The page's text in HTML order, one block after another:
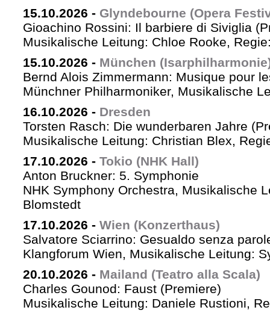
15.10.2026 - Glyndebourne (Opera
Gioachino Rossini: Il barbiere di Siviglia
Musikalische Leitung: Chloe Rooke,
15.10.2026 - München
Bernd Alois Zimmermann: Musique pour
Münchner Philharmoniker, Musikalische
16.10.2026 - Dresden
Torsten Rasch: Die wunderbaren Jahre
Musikalische Leitung: Christian Blex,
17.10.2026 - Tokio (NHK Hall)
Anton Bruckner: 5. Symphonie
NHK Symphony Orchestra, Musikalische
Blomstedt
17.10.2026 - Wien (Konzerthaus)
Salvatore Sciarrino: Gesualdo senza
Klangforum Wien, Musikalische Leitung:
20.10.2026 - Mailand (Teatro alla Scala)
Charles Gounod: Faust (Premiere)
Musikalische Leitung: Daniele Rustioni,